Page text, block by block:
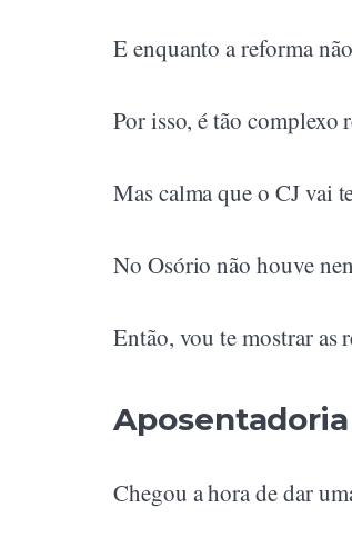
E enquanto a reforma
Por isso, é tão complexo
Mas calma que o CJ vai
No Osório não houve
Então, vou te mostrar as
Chegou a hora de dar